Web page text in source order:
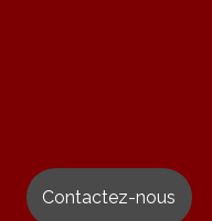
Contactez-nous